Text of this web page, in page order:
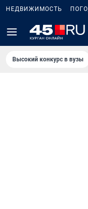
НЕДВИЖИМОСТЬ
Высокий конкурс в вузы